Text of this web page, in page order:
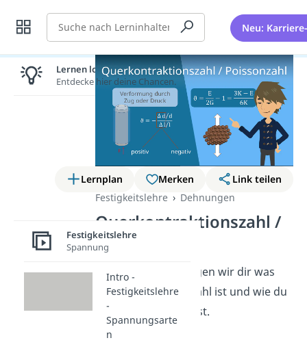
Suche Neu:
Lernplan Merken
Link teilen
Festigkeitslehre
Dehnungen
Querkontraktionszahl /
Poissonzahl
In diesem Video zeigen wir dir was
genau die Poissonzahl ist und wie du
sie berechnen kannst.
Lernen lohnt sich!
Entdecke hier deine Chancen.
Festigkeitslehre
Spannung
Intro -
Festigkeitslehre
-
Spannungsarte
n